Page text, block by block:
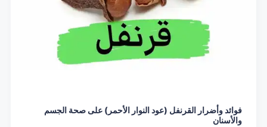
فوائد وأضرار القرنفل (عود النوار الأحمر) على صحة الجسم
والأسنان